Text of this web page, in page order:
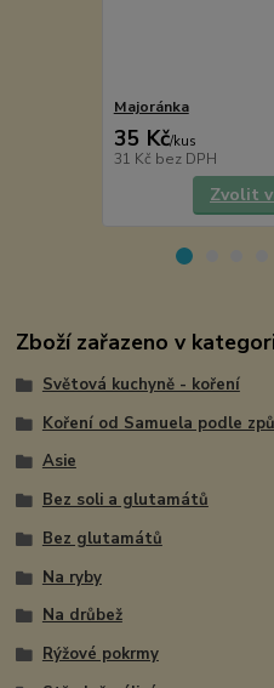
Majoránka
35 Kč/kus
31 Kč bez DPH
Zvolit
Zboží zařazeno v
Světová kuchyně - koření
Koření od Samuela podle
Asie
Bez soli a glutamátů
Bez glutamátů
Na ryby
Na drůbež
Rýžové pokrmy